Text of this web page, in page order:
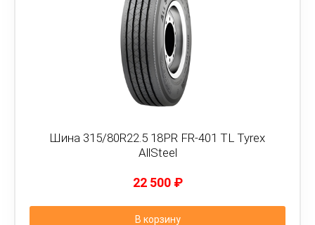
Шина 315/80R22.5 18PR FR-401 TL Tyrex
AllSteel
22 500 ₽
В корзину